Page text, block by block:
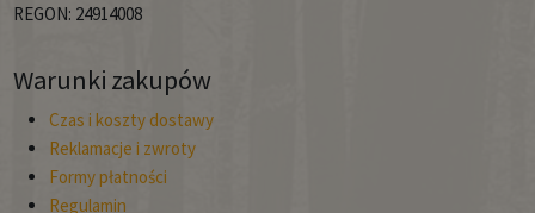
REGON: 24914008
Warunki zakupów
Czas i koszty dostawy
Reklamacje i zwroty
Formy płatności
Regulamin